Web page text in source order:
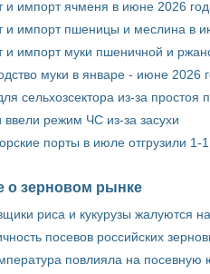
и импорт ячменя в июне 2026
и импорт пшеницы и меслина в
и импорт муки пшеничной и
муки в январе - июне 2026
сельхозсектора из-за простоя
режим ЧС из-за засухи
порты в июле отгрузили
о зерновом рынке
риса и кукурузы жалуются
посевов российских
повлияла на